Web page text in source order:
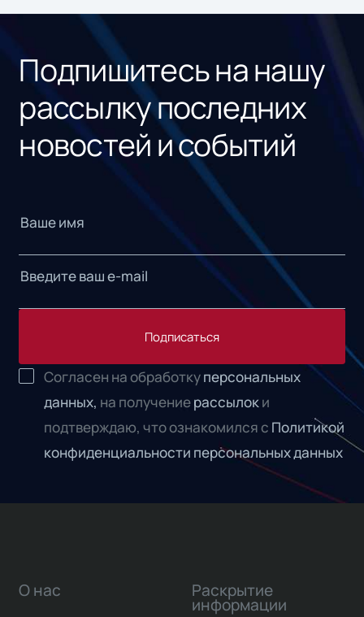
Подпишитесь на нашу
рассылку последних
новостей и событий
Подписаться
Согласен на обработкуперсональных
данных, на получениерассылоки
подтверждаю, что ознакомился с Политикой
конфиденциальности персональных данных
О нас Раскрытие
информации